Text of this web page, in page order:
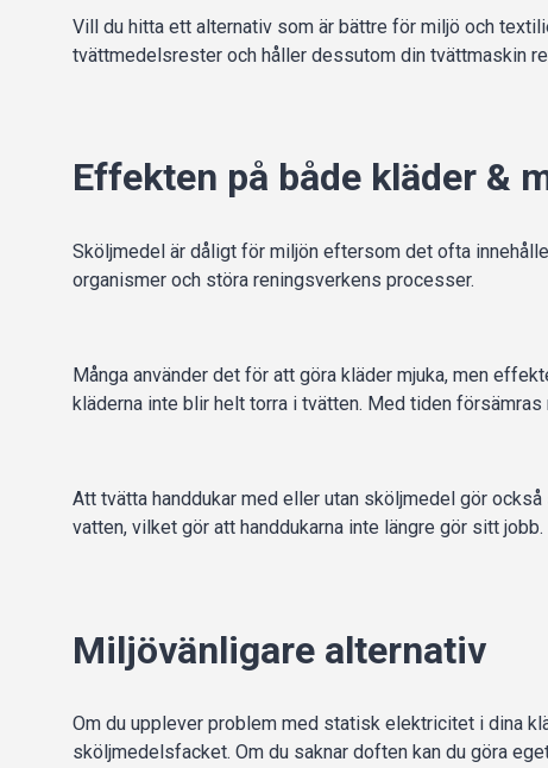
Vill du hitta ett alternativ som är bättre för miljö och
tvättmedelsrester och håller dessutom din tvättmaskin
Effekten på både kläder &
Sköljmedel är dåligt för miljön eftersom det ofta
organismer och störa reningsverkens processer.
Många använder det för att göra kläder mjuka, men
kläderna inte blir helt torra i tvätten. Med tiden
Att tvätta handdukar med eller utan sköljmedel gör
vatten, vilket gör att handdukarna inte längre gör sitt jobb.
Miljövänligare alternativ
Om du upplever problem med statisk elektricitet i dina
sköljmedelsfacket. Om du saknar doften kan du göra